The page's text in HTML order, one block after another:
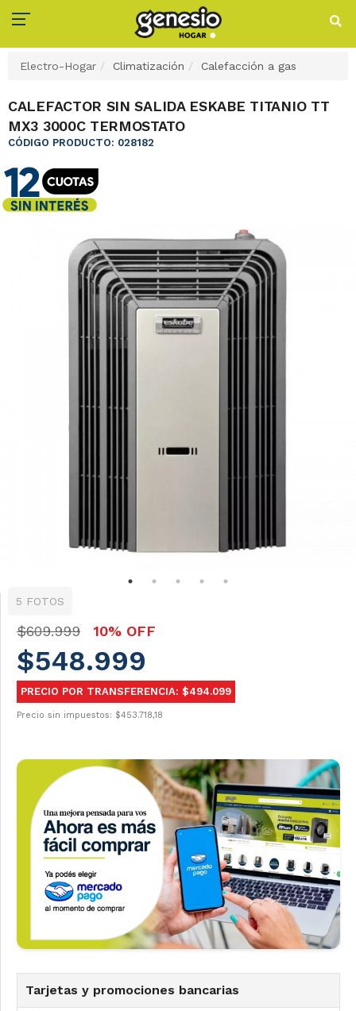
Electro-Hogar Climatización Calefacción a gas
CALEFACTOR SIN SALIDA ESKABE TITANIO TT
MX3 3000C TERMOSTATO
CÓDIGO PRODUCTO: 028182
5 FOTOS
$609.999 10% OFF
$548.999
PRECIO POR TRANSFERENCIA: $494.099
Precio sin impuestos: $453.718,18
Tarjetas y promociones bancarias